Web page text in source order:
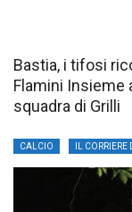
Bastia, i tifosi
Flamini Insieme
squadra di Grilli
CALCIO